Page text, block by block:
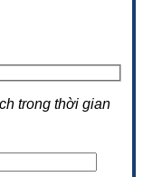
trong thời gian